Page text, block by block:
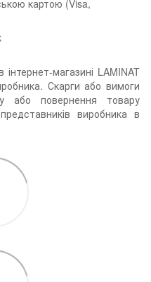
картою (Visa,
магазині LAMINAT
Скарги або вимоги
або повернення товару
виробника в